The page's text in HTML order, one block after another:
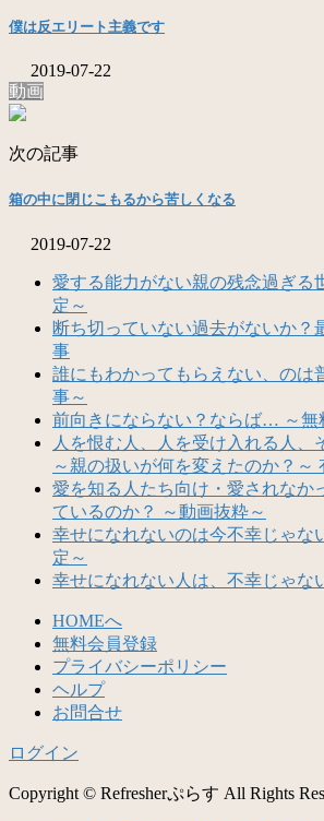
僕は反エリート主義です
2019-07-22
動画
次の記事
箱の中に閉じこもるから苦しくなる
2019-07-22
愛する能力がない親の残念過ぎる
定～
断ち切っていない過去がないか？
事
誰にもわかってもらえない、のは
事～
前向きにならない？ならば… ～無
人を恨む人、人を受け入れる人、
～親の扱いが何を変えたのか？～
愛を知る人たち向け・愛されなか
ているのか？ ～動画抜粋～
幸せになれないのは今不幸じゃな
定～
幸せになれない人は、不幸じゃ
HOMEへ
無料会員登録
プライバシーポリシー
ヘルプ
お問合せ
ログイン
Copyright © Refresherぷらす All Rights